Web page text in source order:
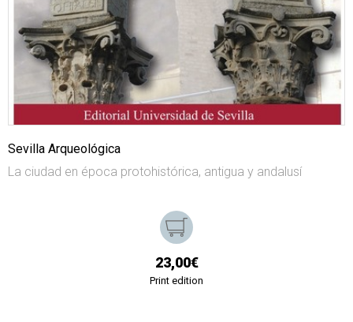
Sevilla Arqueológica
La ciudad en época protohistórica, antigua y andalusí
23,00€
Print edition